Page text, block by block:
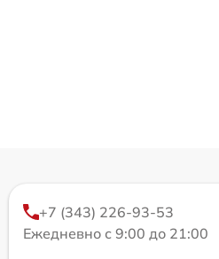
+7 (343) 226-93-53
Ежедневно с 9:00 до 21:00